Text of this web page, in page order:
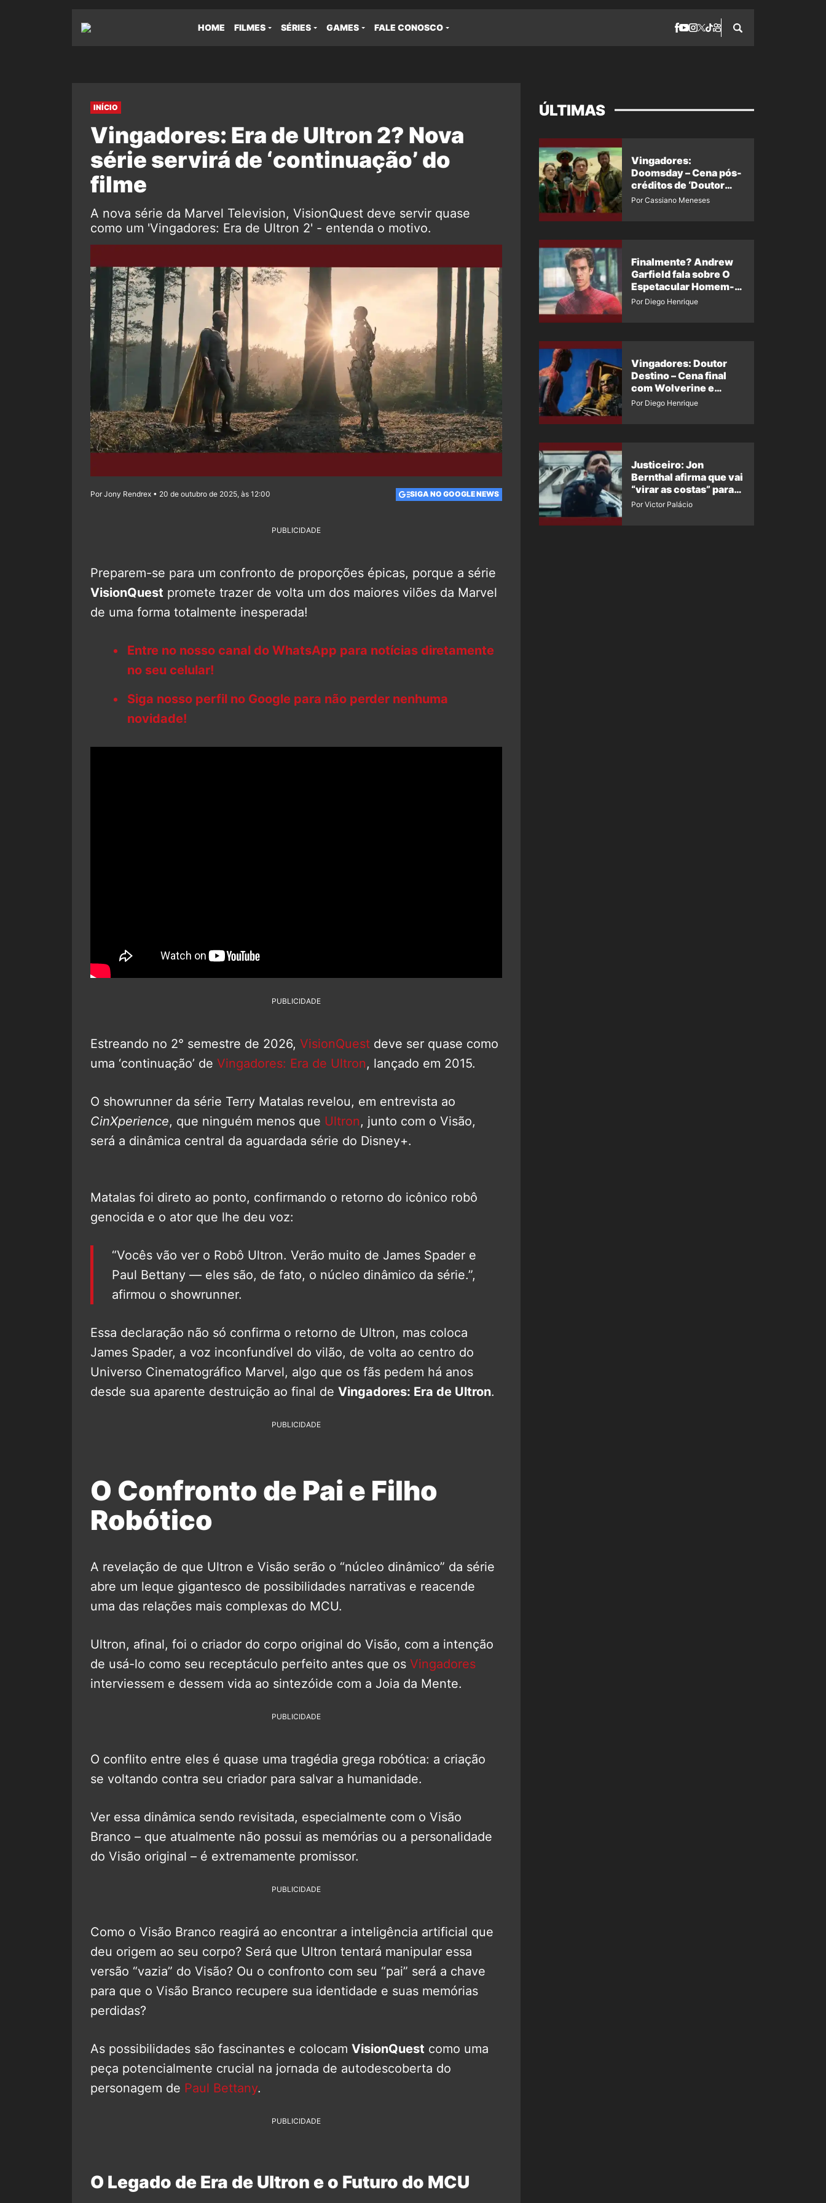
HOME FILMES SÉRIES GAMES FALE CONOSCO
INÍCIO
Vingadores: Era de Ultron 2? Nova
série servirá de ‘continuação’ do
filme
A nova série da Marvel Television, VisionQuest deve servir quase
como um 'Vingadores: Era de Ultron 2' - entenda o motivo.
Por Jony Rendrex • 20 de outubro de 2025, às 12:00 SIGA NO GOOGLE NEWS
PUBLICIDADE
Preparem-se para um confronto de proporções épicas, porque a série
VisionQuest promete trazer de volta um dos maiores vilões da Marvel
de uma forma totalmente inesperada!
Entre no nosso canal do WhatsApp para notícias diretamente
no seu celular!
Siga nosso perfil no Google para não perder nenhuma
novidade!
PUBLICIDADE
Estreando no 2° semestre de 2026, VisionQuest deve ser quase como
uma ‘continuação’ de Vingadores: Era de Ultron, lançado em 2015.
O showrunner da série Terry Matalas revelou, em entrevista ao
CinXperience, que ninguém menos que Ultron, junto com o Visão,
será a dinâmica central da aguardada série do Disney+.
Matalas foi direto ao ponto, confirmando o retorno do icônico robô
genocida e o ator que lhe deu voz:
“Vocês vão ver o Robô Ultron. Verão muito de James Spader e
Paul Bettany — eles são, de fato, o núcleo dinâmico da série.”,
afirmou o showrunner.
Essa declaração não só confirma o retorno de Ultron, mas coloca
James Spader, a voz inconfundível do vilão, de volta ao centro do
Universo Cinematográfico Marvel, algo que os fãs pedem há anos
desde sua aparente destruição ao final de Vingadores: Era de Ultron.
PUBLICIDADE
O Confronto de Pai e Filho
Robótico
A revelação de que Ultron e Visão serão o “núcleo dinâmico” da série
abre um leque gigantesco de possibilidades narrativas e reacende
uma das relações mais complexas do MCU.
Ultron, afinal, foi o criador do corpo original do Visão, com a intenção
de usá-lo como seu receptáculo perfeito antes que os Vingadores
interviessem e dessem vida ao sintezóide com a Joia da Mente.
PUBLICIDADE
O conflito entre eles é quase uma tragédia grega robótica: a criação
se voltando contra seu criador para salvar a humanidade.
Ver essa dinâmica sendo revisitada, especialmente com o Visão
Branco – que atualmente não possui as memórias ou a personalidade
do Visão original – é extremamente promissor.
PUBLICIDADE
Como o Visão Branco reagirá ao encontrar a inteligência artificial que
deu origem ao seu corpo? Será que Ultron tentará manipular essa
versão “vazia” do Visão? Ou o confronto com seu “pai” será a chave
para que o Visão Branco recupere sua identidade e suas memórias
perdidas?
As possibilidades são fascinantes e colocam VisionQuest como uma
peça potencialmente crucial na jornada de autodescoberta do
personagem de Paul Bettany.
PUBLICIDADE
O Legado de Era de Ultron e o Futuro do MCU
ÚLTIMAS
Vingadores:
Doomsday – Cena pós-
créditos de ‘Doutor
Destino’ é revelada
Por Cassiano Meneses
Finalmente? Andrew
Garfield fala sobre O
Espetacular Homem-
Aranha 3
Por Diego Henrique
Vingadores: Doutor
Destino – Cena final
com Wolverine e
Homem-Aranha de
Por Diego Henrique
Justiceiro: Jon
Bernthal afirma que vai
“virar as costas” para
os fãs
Por Victor Palácio